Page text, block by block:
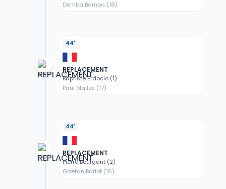
Demba Bamba (18)
44'
REPLACEMENT
Baptiste Erdocio (1)
Paul Mallez (17)
44'
REPLACEMENT
Pierre Bourgarit (2)
Gaetan Barlot (16)